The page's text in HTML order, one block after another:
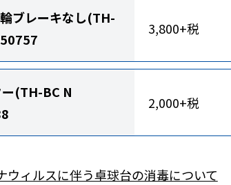
ブレーキなし(TH-
3,800+税
ー(TH-BC N
2,000+税
ウィルスに伴う卓球台の消毒について